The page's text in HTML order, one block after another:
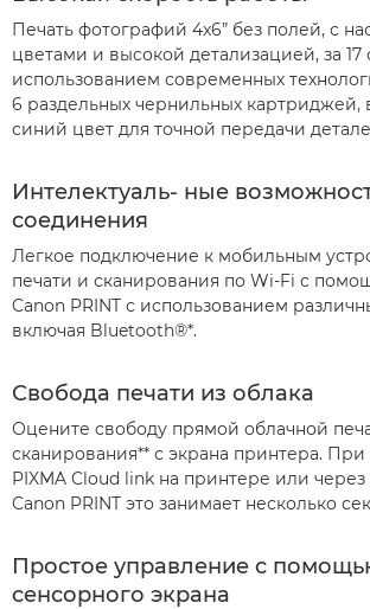
Печать фотографий 4x6” без полей, с
цветами и высокой детализацией, за 17
использованием современных
6 раздельных чернильных
синий цвет для точной передачи
Интелектуаль- ные
соединения
Легкое подключение к мобильным
печати и сканирования по Wi-Fi с
Canon PRINT с использованием
включая Bluetooth®*.
Свобода печати из облака
Оцените свободу прямой облачной
сканирования** с экрана принтера.
PIXMA Cloud link на принтере или
Canon PRINT это занимает несколько
Простое управление с
сенсорного экрана